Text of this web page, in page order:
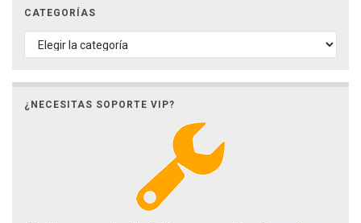
CATEGORÍAS
CATEGORÍAS
¿NECESITAS SOPORTE VIP?